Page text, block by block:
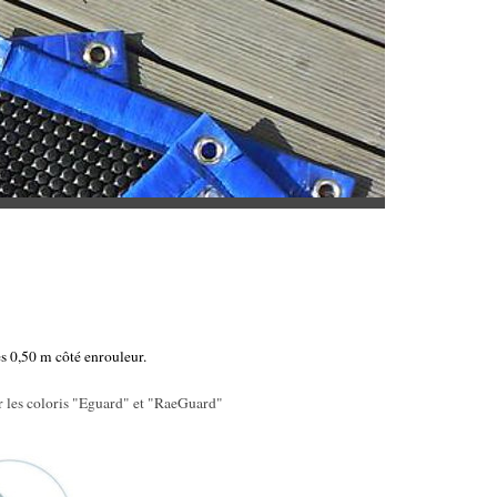
0,50 m côté enrouleur.
coloris "Eguard" et "RaeGuard"